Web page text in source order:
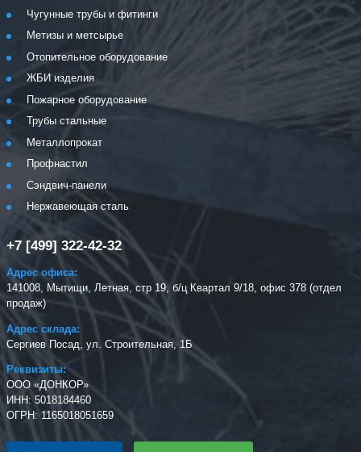
Чугунные трубы и фитинги
Метизы и метсырье
Отопительное оборудование
ЖБИ изделия
Пожарное оборудование
Трубы стальные
Металлопрокат
Профнастил
Сэндвич-панели
Нержавеющая сталь
+7 [499] 322-42-32
Адрес офиса:
141008, Мытищи, Летная, стр 19, б/ц Квартал 9/18, офис 378 (отдел
продаж)
Адрес склада:
Сергиев Посад, ул. Строительная, 1Б
Реквизиты:
ООО «ДОНКОР»
ИНН: 5018184460
ОГРН: 1165018051659